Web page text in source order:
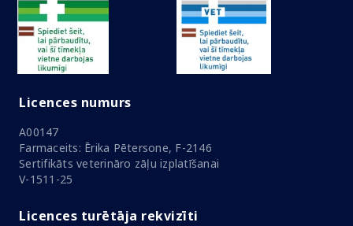
Licences numurs
A00147
Farmaceits: Ērika Pētersone, F-2146
Sertifikāts veterināro zāļu izplatīšanai
V-1511-25
Licences turētāja rekvizīti